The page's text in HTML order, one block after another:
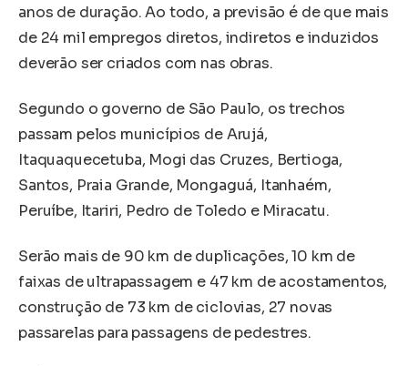
anos de duração. Ao todo, a previsão é de que mais
de 24 mil empregos diretos, indiretos e induzidos
deverão ser criados com nas obras.
Segundo o governo de São Paulo, os trechos
passam pelos municípios de Arujá,
Itaquaquecetuba, Mogi das Cruzes, Bertioga,
Santos, Praia Grande, Mongaguá, Itanhaém,
Peruíbe, Itariri, Pedro de Toledo e Miracatu.
Serão mais de 90 km de duplicações, 10 km de
faixas de ultrapassagem e 47 km de acostamentos,
construção de 73 km de ciclovias, 27 novas
passarelas para passagens de pedestres.